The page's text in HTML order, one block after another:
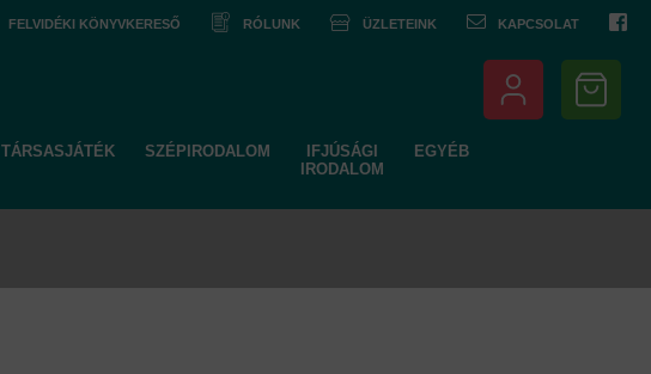
FELVIDÉKI KÖNYVKERESŐ RÓLUNK ÜZLETEINK KAPCSOLAT
TÁRSASJÁTÉK SZÉPIRODALOM
IFJÚSÁGI
IRODALOM
EGYÉB